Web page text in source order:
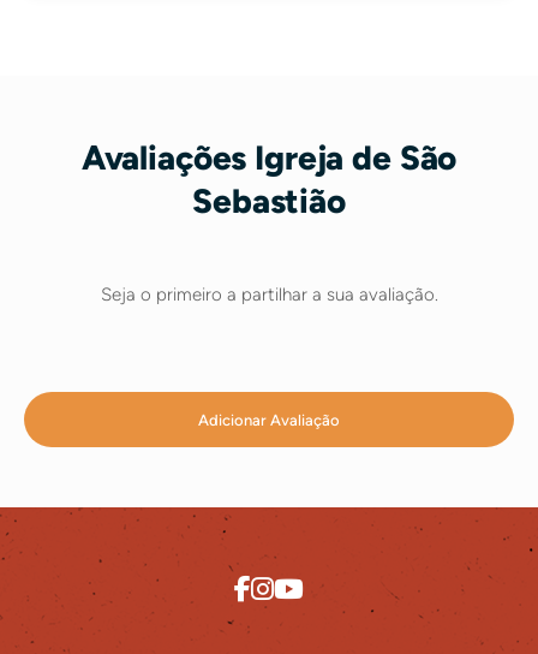
Avaliações Igreja de São
Sebastião
Seja o primeiro a partilhar a sua avaliação.
Adicionar Avaliação